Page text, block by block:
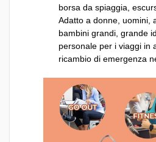
borsa da spiaggia,
Adatto a donne, uomini,
bambini grandi, grande
personale per i viaggi in
ricambio di emergenza